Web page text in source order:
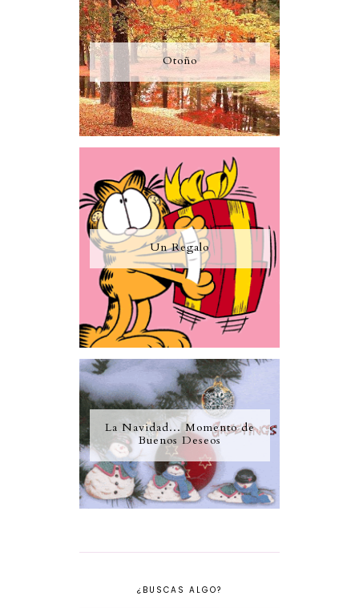
Otoño
Un Regalo
La Navidad... Momento de
Buenos Deseos
¿BUSCAS ALGO?